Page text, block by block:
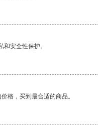
安全性保护。
格，买到最合适的商品。